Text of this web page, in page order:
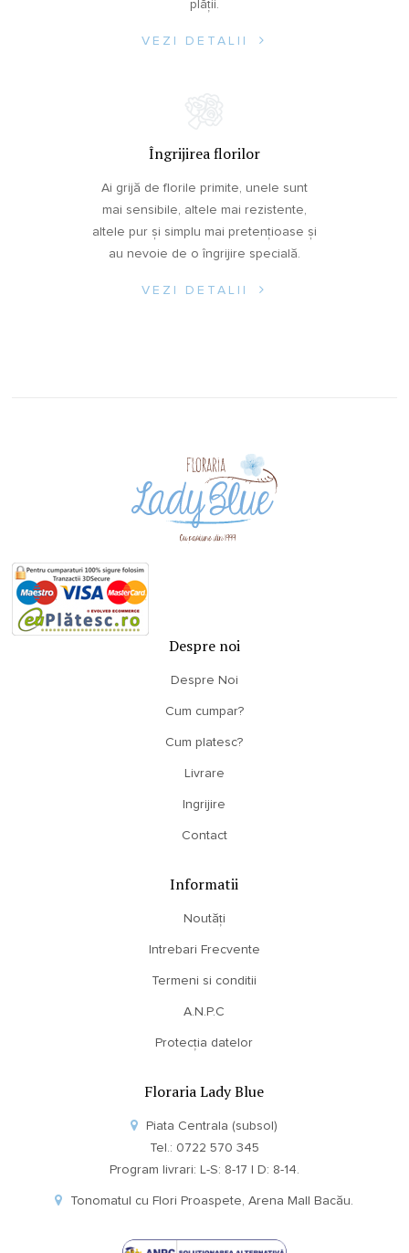
plății.
VEZI DETALII
Îngrijirea florilor
Ai grijă de florile primite, unele sunt
mai sensibile, altele mai rezistente,
altele pur și simplu mai pretențioase și
au nevoie de o îngrijire specială.
VEZI DETALII
Despre noi
Despre Noi
Cum cumpar?
Cum platesc?
Livrare
Ingrijire
Contact
Informatii
Noutăți
Intrebari Frecvente
Termeni si conditii
A.N.P.C
Protecția datelor
Floraria Lady Blue
Piata Centrala (subsol)
Tel.: 0722 570 345
Program livrari: L-S: 8-17 | D: 8-14.
Tonomatul cu Flori Proaspete, Arena Mall Bacău.